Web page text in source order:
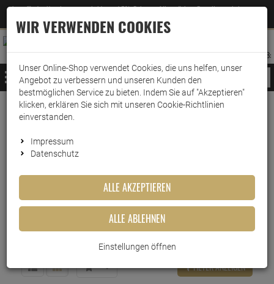
Jetzt für den Newsletter entscheiden und 5% Rabatt auf Ihre nächste Bestellung erhalten
–Zum Newsletter
ANMELDEN
AUFKLAPPEN
MERKZETTEL
WARENKORB:
MENÜ
www.wark24.de Haushaltsreiniger Armor All
Armor All Tiefenpfleger
Armor All Tiefenpfleger
Armor All Tiefenpfleger - von Reinigung bis
Sonnenschutz
Der Armor All Tiefenpfleger reinigt, pflegt und schützt
FILTER ANZEIGEN
WIR VERWENDEN COOKIES
Unser Online-Shop verwendet Cookies, die uns helfen, unser
Angebot zu verbessern und unseren Kunden den
bestmöglichen Service zu bieten. Indem Sie auf "Akzeptieren"
klicken, erklären Sie sich mit unseren Cookie-Richtlinien
einverstanden.
Impressum
Datenschutz
ALLE AKZEPTIEREN
ALLE ABLEHNEN
Einstellungen öffnen